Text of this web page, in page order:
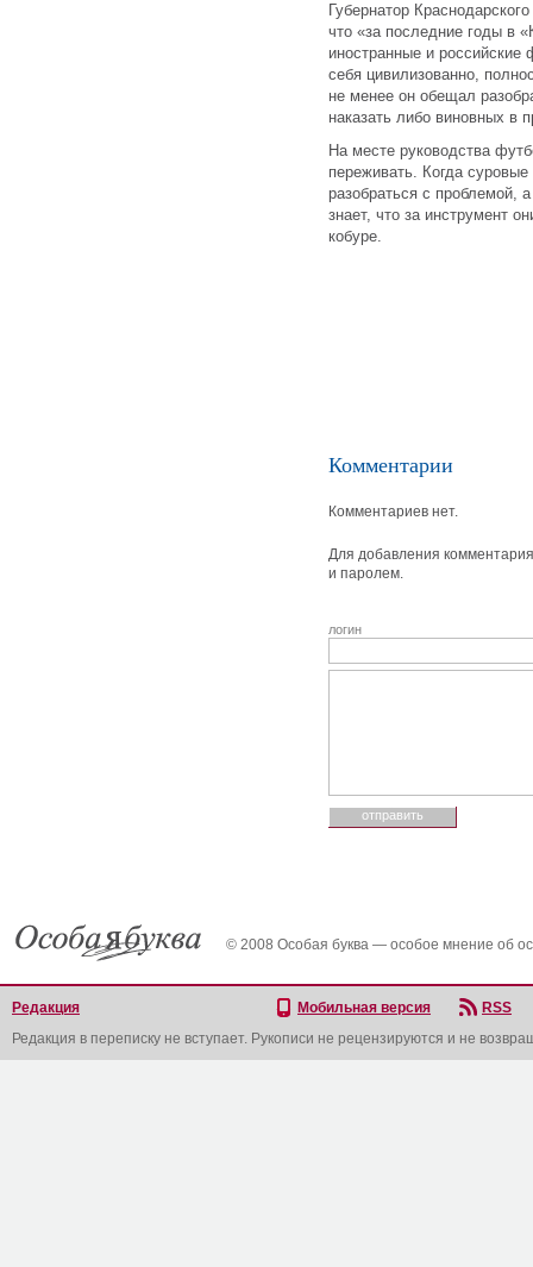
Губернатор
что «за последние годы в
иностранные и
себя цивилизованно,
не менее он обещал
наказать либо виновных в
На месте руководства
переживать. Когда
разобраться с проблемой,
знает, что за инструмент
кобуре.
Комментарии
Комментариев нет.
Для добавления
и паролем.
логин
© 2008 Особая буква — особое мнение об
Редакция Мобильная версия
RSS
Редакция в переписку не вступает. Рукописи не рецензируются и не